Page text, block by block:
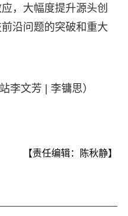
，大幅度提升源头创
沿问题的突破和重大
李文芳 | 李镛思）
【责任编辑：陈秋静】